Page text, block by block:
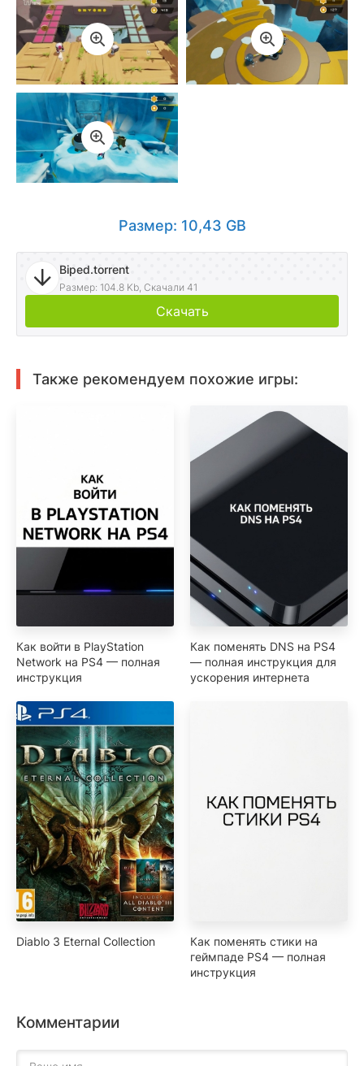
Размер: 10,43 GB
Biped.torrent
Размер: 104.8 Kb, Скачали 41
Скачать
Также рекомендуем похожие игры:
Как войти в PlayStation
Network на PS4 — полная
инструкция
Как поменять DNS на PS4
— полная инструкция для
ускорения интернета
Diablo 3 Eternal Collection
Как поменять стики на
геймпаде PS4 — полная
инструкция
Комментарии